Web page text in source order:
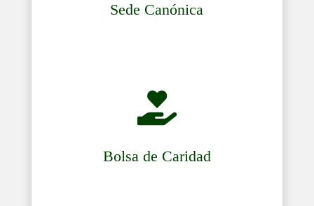
Sede Canónica

Bolsa de Caridad